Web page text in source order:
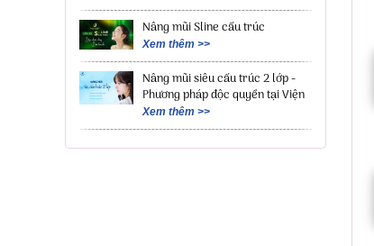
Nâng mũi Sline cấu trúc
Xem thêm >>
Nâng mũi siêu cấu trúc 2 lớp -
Phương pháp độc quyền tại Viện
Xem thêm >>